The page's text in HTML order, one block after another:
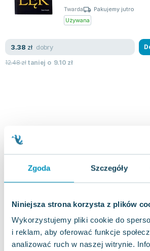
Zgoda Szczegóły
Niniejsza strona korzysta z plików
Wykorzystujemy pliki cookie do
i reklam, aby oferować funkcje
analizować ruch w naszej witrynie.
Maria Seweryn
Janina Zającówna
Anna Prus (oprac.)
Nela Mała Reporterka
Ajahn Brahm
Twarda
Pakujemy jutro
Używana
3.38 zł dobry
12.48złtaniej o 9.10 zł